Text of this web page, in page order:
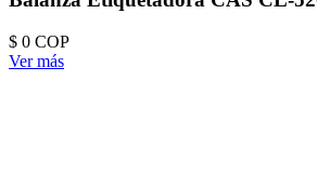
$ 0 COP
Ver más